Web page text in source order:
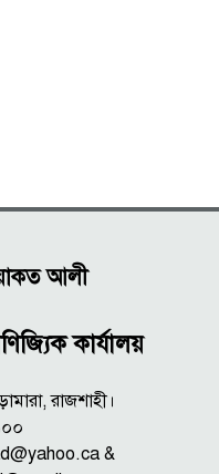
আলী
কার্যালয়
রাজশাহী।
&